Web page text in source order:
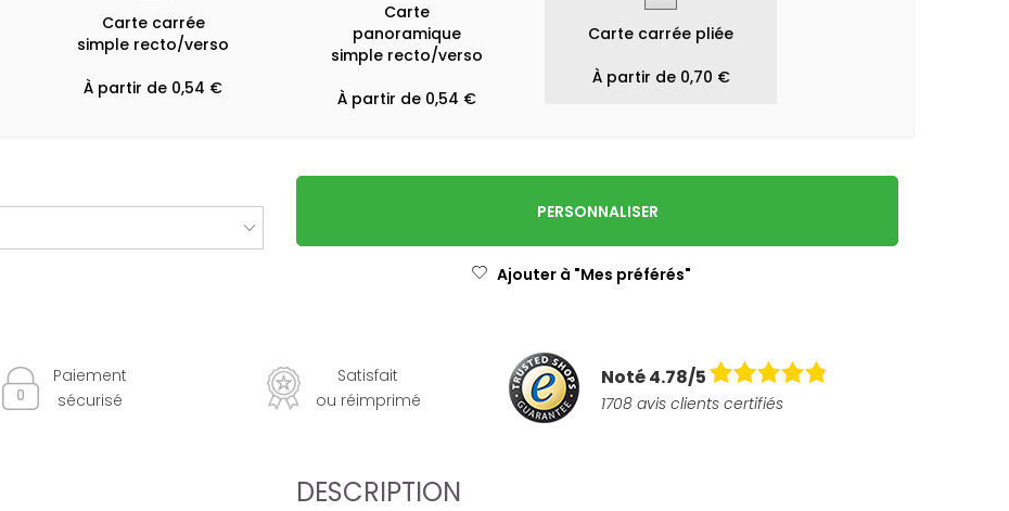
Carte carrée
simple recto/verso
À partir de 0,54 €
Carte
panoramique
simple recto/verso
À partir de 0,54 €
Carte carrée pliée
À partir de 0,70 €
PERSONNALISER
Ajouter à "Mes préférés"
Paiement
sécurisé
Satisfait
ou réimprimé
Noté 4.78/5
1708 avis clients certifiés
DESCRIPTION